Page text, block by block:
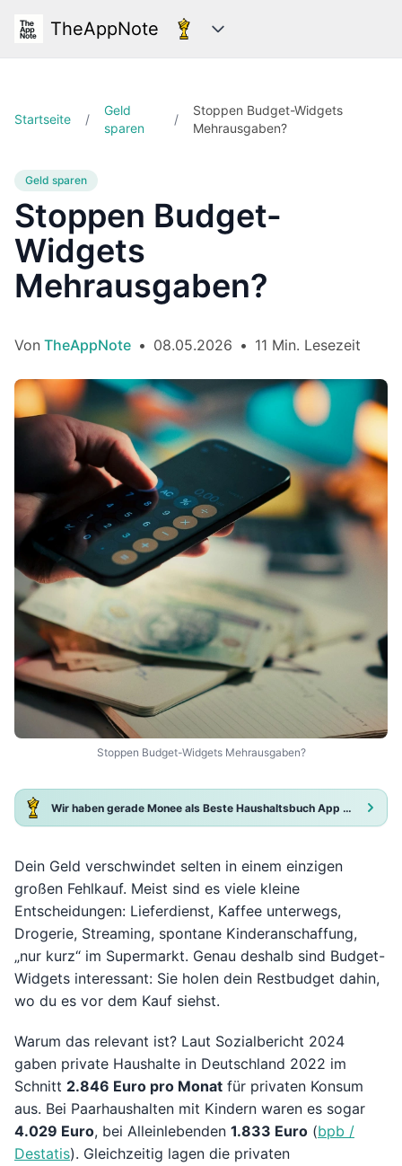
TheAppNote Kategorien
Startseite /
Geld
sparen
/
Stoppen Budget-Widgets
Mehrausgaben?
Geld sparen
Stoppen Budget-
Widgets
Mehrausgaben?
Von TheAppNote • 08.05.2026 • 11 Min. Lesezeit
Stoppen Budget-Widgets Mehrausgaben?
Wir haben gerade Monee als Beste Haushaltsbuch App 2025 ausgezeichnet!
Dein Geld verschwindet selten in einem einzigen
großen Fehlkauf. Meist sind es viele kleine
Entscheidungen: Lieferdienst, Kaffee unterwegs,
Drogerie, Streaming, spontane Kinderanschaffung,
„nur kurz“ im Supermarkt. Genau deshalb sind Budget-
Widgets interessant: Sie holen dein Restbudget dahin,
wo du es vor dem Kauf siehst.
Warum das relevant ist? Laut Sozialbericht 2024
gaben private Haushalte in Deutschland 2022 im
Schnitt 2.846 Euro pro Monat für privaten Konsum
aus. Bei Paarhaushalten mit Kindern waren es sogar
4.029 Euro, bei Alleinlebenden 1.833 Euro (bpb /
Destatis). Gleichzeitig lagen die privaten